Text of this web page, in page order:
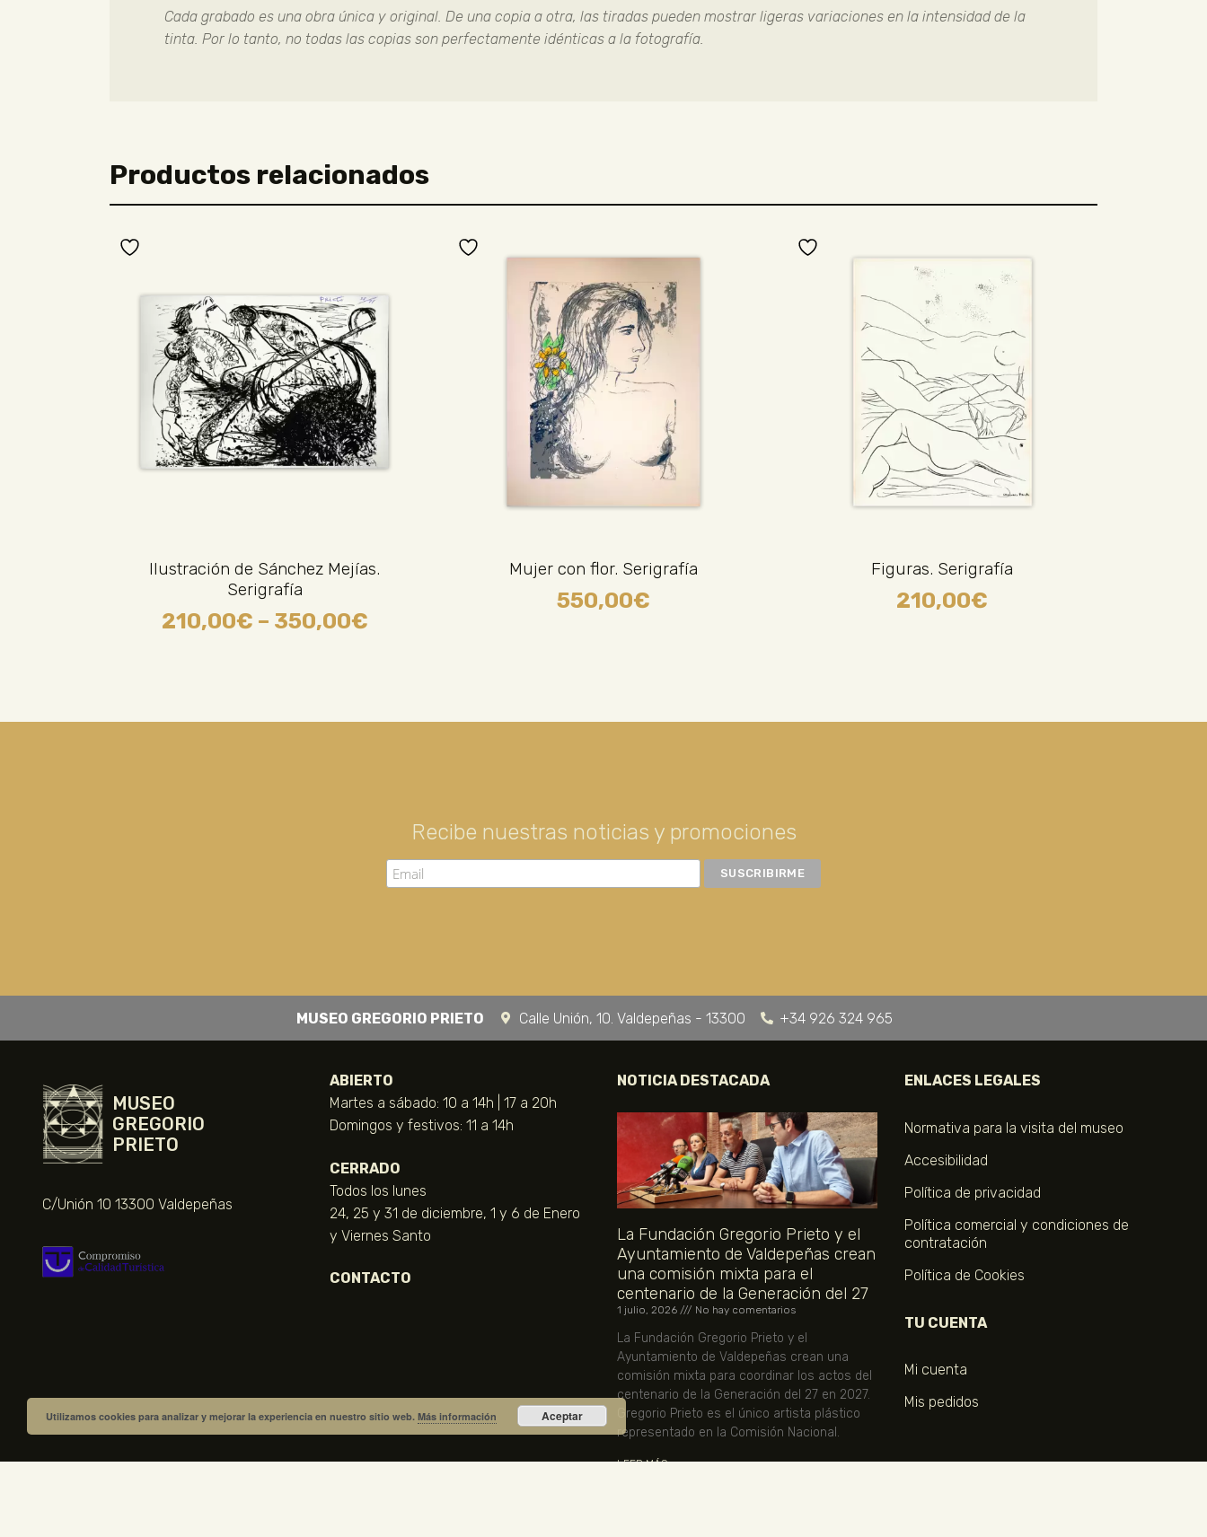
Cada grabado es una obra única y original. De una copia a otra, las tiradas pueden mostrar ligeras variaciones en la intensidad de la
tinta. Por lo tanto, no todas las copias son perfectamente idénticas a la fotografía.
Productos relacionados
Ilustración de Sánchez Mejías.
Serigrafía
210,00€ – 350,00€
Mujer con flor. Serigrafía
550,00€
Figuras. Serigrafía
210,00€
Recibe nuestras noticias y promociones
MUSEO GREGORIO PRIETO Calle Unión, 10. Valdepeñas - 13300 +34 926 324 965
MUSEO
GREGORIO
PRIETO
C/Unión 10 13300 Valdepeñas
ABIERTO
Martes a sábado: 10 a 14h | 17 a 20h
Domingos y festivos: 11 a 14h
CERRADO
Todos los lunes
24, 25 y 31 de diciembre, 1 y 6 de Enero
y Viernes Santo
CONTACTO
NOTICIA DESTACADA
La Fundación Gregorio Prieto y el
Ayuntamiento de Valdepeñas crean
una comisión mixta para el
centenario de la Generación del 27
1 julio, 2026 No hay comentarios
La Fundación Gregorio Prieto y el
Ayuntamiento de Valdepeñas crean una
comisión mixta para coordinar los actos del
centenario de la Generación del 27 en 2027.
Gregorio Prieto es el único artista plástico
representado en la Comisión Nacional.
LEER MÁS »
ENLACES LEGALES
Normativa para la visita del museo
Accesibilidad
Política de privacidad
Política comercial y condiciones de
contratación
Política de Cookies
TU CUENTA
Mi cuenta
Mis pedidos
Utilizamos cookies para analizar y mejorar la experiencia en nuestro sitio web. Más información Aceptar